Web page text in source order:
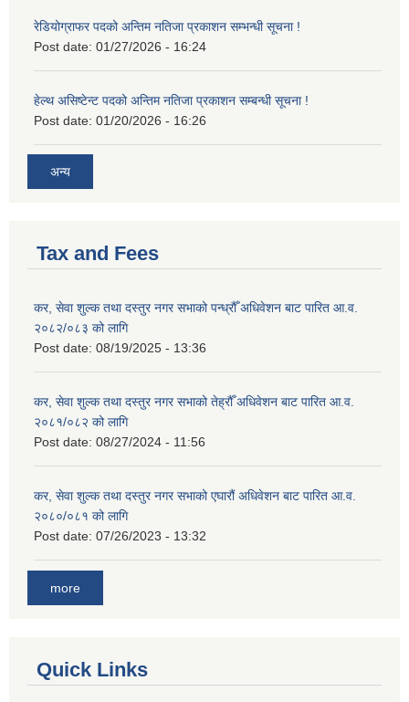
रेडियोग्राफर पदको अन्तिम नतिजा प्रकाशन सम्भन्धी सूचना !
Post date: 01/27/2026 - 16:24
हेल्थ असिष्टेन्ट पदको अन्तिम नतिजा प्रकाशन सम्बन्धी सूचना !
Post date: 01/20/2026 - 16:26
अन्य
Tax and Fees
कर, सेवा शुल्क तथा दस्तुर नगर सभाको पन्ध्रौँ अधिवेशन बाट पारित आ.व.
२०८२/०८३ को लागि
Post date: 08/19/2025 - 13:36
कर, सेवा शुल्क तथा दस्तुर नगर सभाको तेह्रौँ अधिवेशन बाट पारित आ.व.
२०८१/०८२ को लागि
Post date: 08/27/2024 - 11:56
कर, सेवा शुल्क तथा दस्तुर नगर सभाको एघारौं अधिवेशन बाट पारित आ.व.
२०८०/०८१ को लागि
Post date: 07/26/2023 - 13:32
more
Quick Links